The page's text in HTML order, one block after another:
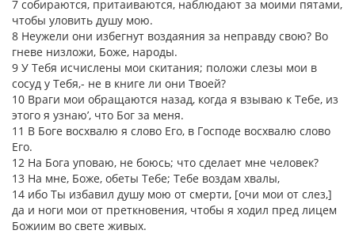
7 собираются, притаиваются, наблюдают за моими пятами,
чтобы уловить душу мою.
8 Неужели они избегнут воздаяния за неправду свою? Во
гневе низложи, Боже, народы.
9 У Тебя исчислены мои скитания; положи слезы мои в
сосуд у Тебя,- не в книге ли они Твоей?
10 Враги мои обращаются назад, когда я взываю к Тебе, из
этого я узнаю’, что Бог за меня.
11 В Боге восхвалю я слово Его, в Господе восхвалю слово
Его.
12 На Бога уповаю, не боюсь; что сделает мне человек?
13 На мне, Боже, обеты Тебе; Тебе воздам хвалы,
14 ибо Ты избавил душу мою от смерти, [очи мои от слез,]
да и ноги мои от преткновения, чтобы я ходил пред лицем
Божиим во свете живых.